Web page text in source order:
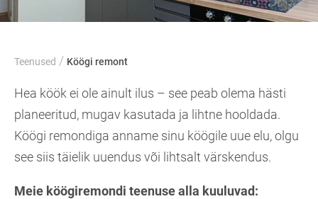
Teenused / Köögi remont
Hea köök ei ole ainult ilus – see peab olema hästi
planeeritud, mugav kasutada ja lihtne hooldada.
Köögi remondiga anname sinu köögile uue elu, olgu
see siis täielik uuendus või lihtsalt värskendus.
Meie köögiremondi teenuse alla kuuluvad: